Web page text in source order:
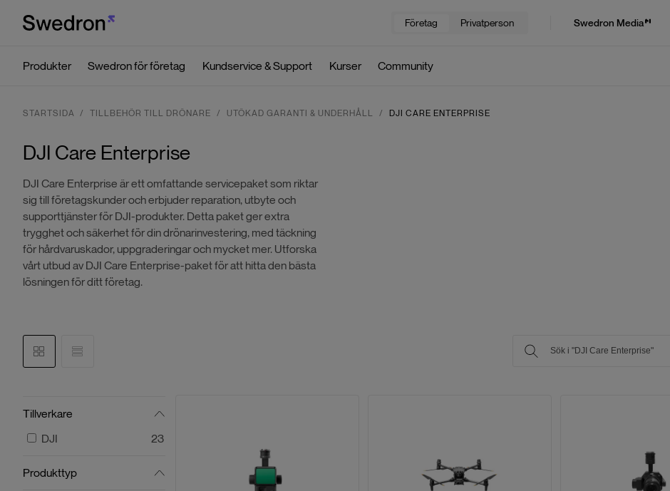
Företag Privatperson Swedron Media
Produkter Swedron för företag Kundservice & Support Kurser Community
STARTSIDA TILLBEHÖR TILL DRÖNARE UTÖKAD GARANTI & UNDERHÅLL DJI CARE ENTERPRISE
DJI Care Enterprise
DJI Care Enterprise är ett omfattande servicepaket som riktar
sig till företagskunder och erbjuder reparation, utbyte och
supporttjänster för DJI-produkter. Detta paket ger extra
trygghet och säkerhet för din drönarinvestering, med täckning
för hårdvaruskador, uppgraderingar och mycket mer. Utforska
vårt utbud av DJI Care Enterprise-paket för att hitta den bästa
lösningen för ditt företag.
Tillverkare
DJI
23
Produkttyp